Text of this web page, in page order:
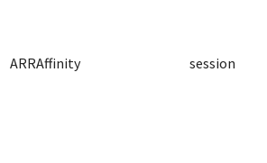
ARRAffinity session